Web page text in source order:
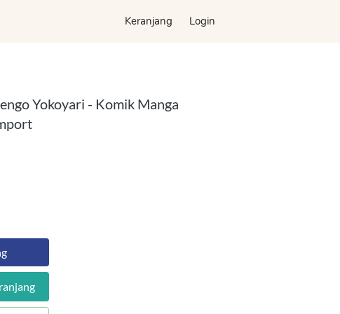
Keranjang Login
Keranjang Login
Yokoyari - Komik Manga